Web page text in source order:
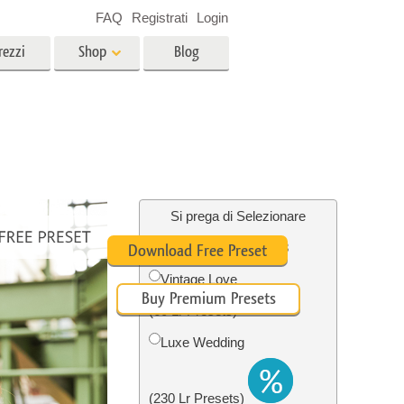
Servizi Foto Restauro
Shop Blog
FAQ Registrati Login
Si prega di Selezionare
Free Pastel Preset #8
Vintage Love
(60 Lr Presets)
Luxe Wedding
(230 Lr Presets)
Download Free Preset
Buy Premium Presets